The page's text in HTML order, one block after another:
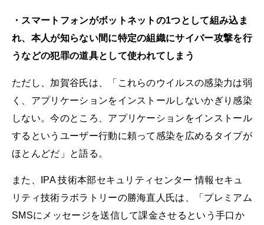
・スマートフォンがボットネットの1つとして組み込ま
れ、本人が知らない間に特定の組織にサイバー攻撃を行
うなどの犯罪の道具として使われてしまう
ただし、加賀谷氏は、「これらのウイルスの感染力は弱
く、アプリケーションをインストールしないかぎり感染
しない。今のところ、アプリケーションをインストール
するというユーザー行動に頼って感染を広めるタイプが
ほとんどだ」と語る。
また、IPA 技術本部セキュリティセンター 情報セキュ
リティ技術ラボラトリーの勝海直人氏は、「プレミアム
SMSにメッセージを送信して課金させるという手口か